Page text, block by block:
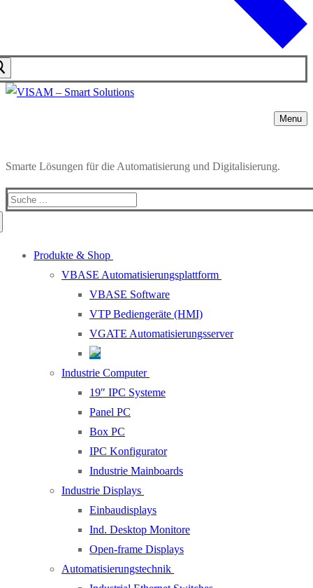
Menu
Smarte Lösungen für die Automatisierung und Digitalisierung.
Produkte & Shop
VBASE Automatisierungsplattform
VBASE Software
VTP Bediengeräte (HMI)
VGATE Automatisierungsserver
Industrie Computer
19″ IPC Systeme
Panel PC
Box PC
IPC Konfigurator
Industrie Mainboards
Industrie Displays
Einbaudisplays
Ind. Desktop Monitore
Open-frame Displays
Automatisierungstechnik